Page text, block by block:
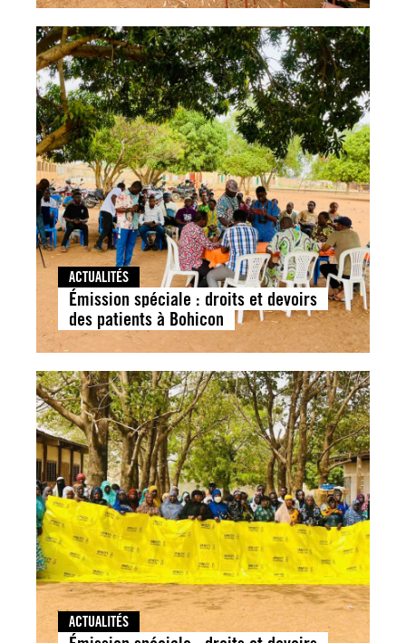
ACTUALITÉS
Émission spéciale : droits et devoirs
des patients à Bohicon
ACTUALITÉS